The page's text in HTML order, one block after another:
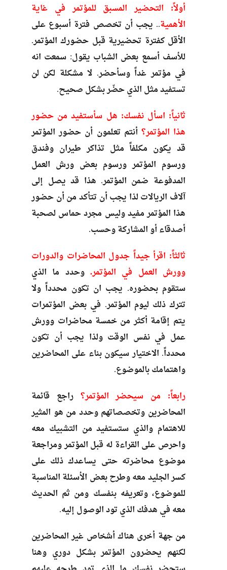
أولاً: التحضير المسبق للمؤتمر في غاية
الأهمية.. يجب أن تخصص فترة أسبوع على
الأقل كفترة تحضيرية قبل حضورك المؤتمر.
للأسف أسمع بعض الشباب يقول: سمعت انه
في مؤتمر غداً وسأحضر. لا مشكلة لكن لن
تستفيد مثل الذي حضّر بشكل صحيح.
ثانياً: اسأل نفسك: هل سأستفيد من حضور
هذا المؤتمر؟ أنتم تعلمون أن حضور المؤتمر
قد يكون مكلفاً مثل تذاكر طيران وفندق
ورسوم المؤتمر ورسوم بعض ورش العمل
المدفوعة ضمن المؤتمر. هذا قد يصل إلى
آلاف الريالات لذا يجب أن تتأكد من أن حضور
هذا المؤتمر مفيد وليس مجرد حماس لصحبة
أصدقاء أو المشاركة وحسب.
ثالثاً: اقرأ جيداً جدول المحاضرات والدورات
وورش العمل في المؤتمر. وحدد ما الذي
ستقوم بحضوره. يجب ان تكون محدداً ولا
تترك ذلك ليوم المؤتمر. في بعض المؤتمرات
يتم إقامة أكثر من خمسة محاضرات وورش
عمل في نفس الوقت ولذا يجب أن تكون
محدداً. الاختيار سيكون بناء على المحاضرين
واهتمامك بالموضوع.
رابعاً: من سيحضر المؤتمر؟ راجع قائمة
المحاضرين وتخصصاتهم وحدد من هو المثير
للاهتمام والذي ستستفيد من التشبيك معه
واحرص على القراءة له قبل المؤتمر ومراجعة
موضوع محاضرته حتى يساعدك ذلك على
كسر الجليد معه وطرح بعض الأسئلة المناسبة
للموضوع، وتعريفه بنفسك ومن ثم الحديث
معه في هدفك الذي تود الوصول إليه.
من جهة أخرى هناك أشخاص غير المحاضرين
لكنهم يحضرون المؤتمر بشكل دوري وهنا